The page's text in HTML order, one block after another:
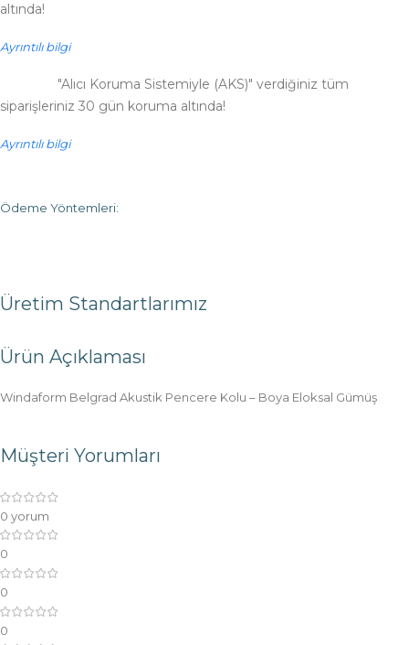
altında!
Ayrıntılı bilgi
"Alıcı Koruma Sistemiyle (AKS)" verdiğiniz tüm
siparişleriniz 30 gün koruma altında!
Ayrıntılı bilgi
Ödeme Yöntemleri:
Ürün Açıklaması
Windaform Belgrad Akustik Pencere Kolu – Boya Eloksal Gümüş
Üretim Standartlarımız
Müşteri Yorumları
0 yorum
0
0
0